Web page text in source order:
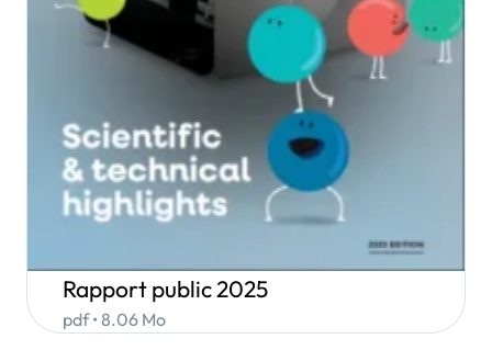
Rapport public 2025
pdf • 8.06 Mo